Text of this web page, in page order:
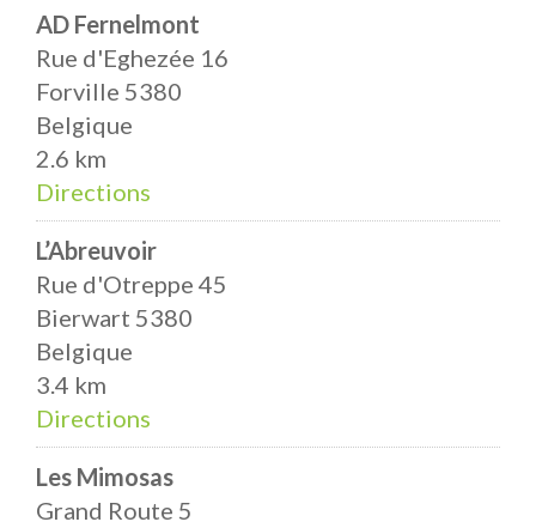
AD Fernelmont
Rue d'Eghezée 16
Forville 5380
Belgique
2.6 km
Directions
L’Abreuvoir
Rue d'Otreppe 45
Bierwart 5380
Belgique
3.4 km
Directions
Les Mimosas
Grand Route 5